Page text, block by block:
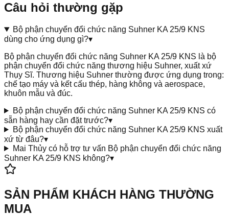
Câu hỏi thường gặp
Bộ phận chuyển đổi chức năng Suhner KA 25/9 KNS
dùng cho ứng dụng gì?▾
Bộ phận chuyển đổi chức năng Suhner KA 25/9 KNS là bộ
phận chuyển đổi chức năng thương hiệu Suhner, xuất xứ
Thụy Sĩ. Thương hiệu Suhner thường được ứng dụng trong:
chế tạo máy và kết cấu thép, hàng không và aerospace,
khuôn mẫu và đúc.
Bộ phận chuyển đổi chức năng Suhner KA 25/9 KNS có
sẵn hàng hay cần đặt trước?▾
Bộ phận chuyển đổi chức năng Suhner KA 25/9 KNS xuất
xứ từ đâu?▾
Mai Thủy có hỗ trợ tư vấn Bộ phận chuyển đổi chức năng
Suhner KA 25/9 KNS không?▾
SẢN PHẨM KHÁCH HÀNG THƯỜNG
MUA